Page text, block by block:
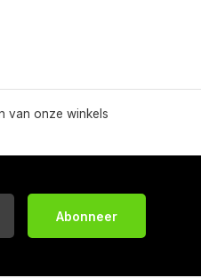
van onze winkels
Abonneer